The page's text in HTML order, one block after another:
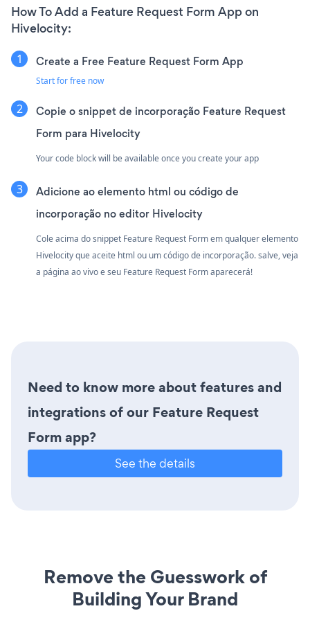
How To Add a Feature Request Form App on
Hivelocity:
Create a Free Feature Request Form App
Start for free now
Copie o snippet de incorporação Feature Request
Form para Hivelocity
Your code block will be available once you create your app
Adicione ao elemento html ou código de
incorporação no editor Hivelocity
Cole acima do snippet Feature Request Form em qualquer elemento
Hivelocity que aceite html ou um código de incorporação. salve, veja
a página ao vivo e seu Feature Request Form aparecerá!
Need to know more about features and
integrations of our Feature Request
Form app?
See the details
Remove the Guesswork of
Building Your Brand